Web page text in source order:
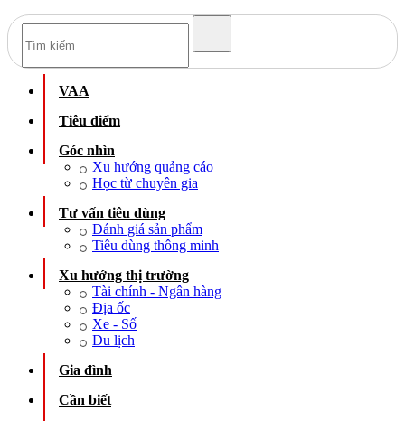
VAA
Tiêu điểm
Góc nhìn
Xu hướng quảng cáo
Học từ chuyên gia
Tư vấn tiêu dùng
Đánh giá sản phẩm
Tiêu dùng thông minh
Xu hướng thị trường
Tài chính - Ngân hàng
Địa ốc
Xe - Số
Du lịch
Gia đình
Cần biết